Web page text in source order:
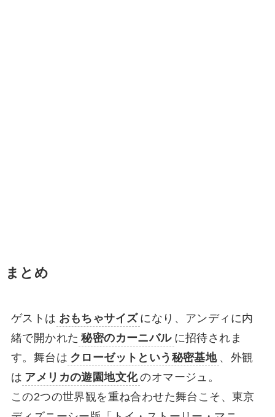
まとめ
ゲストは おもちゃサイズ になり、アンディに内
緒で開かれた 秘密のカーニバル に招待されま
す。舞台は クローゼットという秘密基地 、外観
は アメリカの遊園地文化 のオマージュ。
この2つの世界観を重ね合わせた舞台こそ、東京